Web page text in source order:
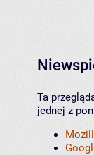
Ta
jednej z